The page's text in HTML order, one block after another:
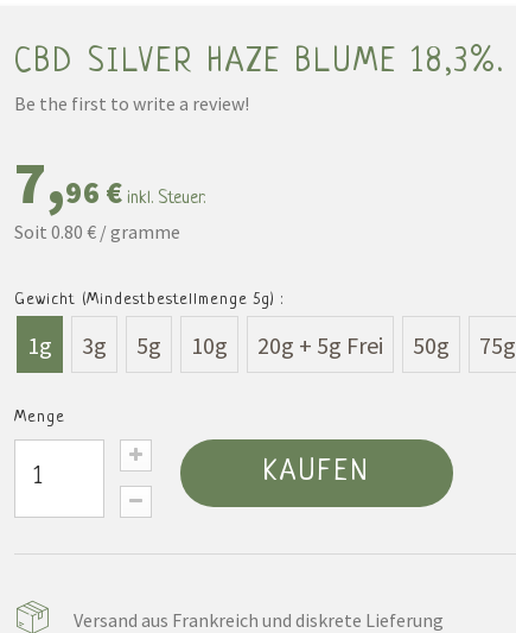
CBD SILVER HAZE BLUME 18,3%.
Be the first to write a review!
7,96 € inkl. Steuer.
Soit 0.80 € / gramme
Gewicht (Mindestbestellmenge 5g) :
1g 3g 5g 10g 20g + 5g Frei 50g 75g
Menge
KAUFEN
Versand aus Frankreich und diskrete Lieferung